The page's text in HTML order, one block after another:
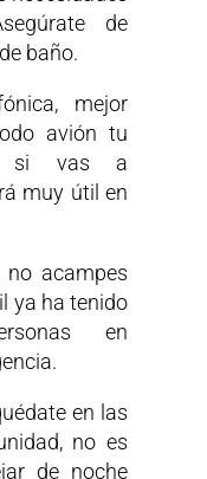
de
baño.
mejor
avión tu
si vas a
muy útil en
acampes
ya ha tenido
en
en las
no es
de noche